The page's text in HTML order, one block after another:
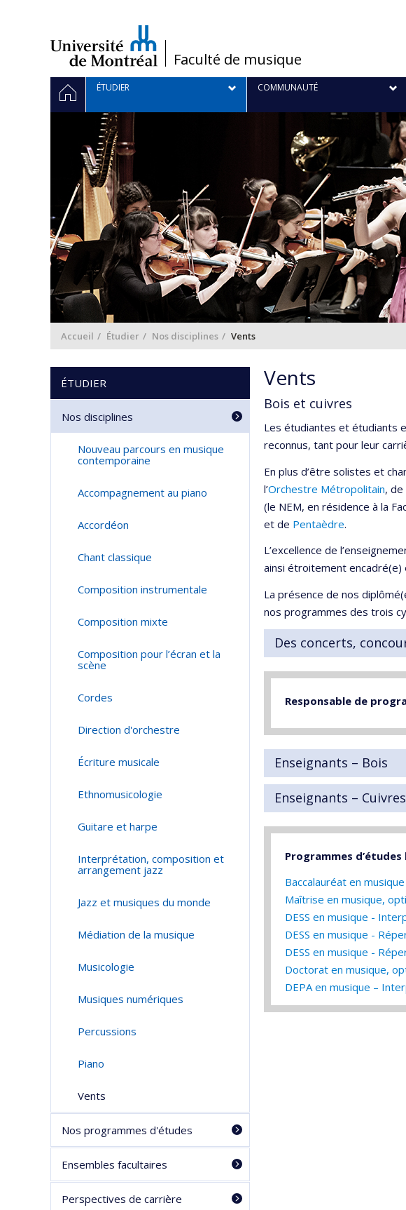
/Faculté de musique
Navigation
principale
ACCUEILÉTUDIER COMMUNAUTÉ
Accueil Étudier Nos disciplines Vents
Vents
Bois et cuivres
Les étudiantes et étudiants
reconnus, tant pour leur
En plus d’être solistes et
l’Orchestre Métropolitain, de
(le NEM, en résidence à la
et de Pentaèdre.
L’excellence de
ainsi étroitement encadré(e)
La présence de nos
nos programmes des trois
Des concerts,
Responsable de
Enseignants – Bois
Enseignants – Cuivres
Programmes
Baccalauréat en
Maîtrise en musique,
DESS en musique -
DESS en musique -
DESS en musique -
Doctorat en musique,
DEPA en musique –
ÉTUDIER
Nos disciplines
Nouveau parcours en musique
contemporaine
Accompagnement au piano
Accordéon
Chant classique
Composition instrumentale
Composition mixte
Composition pour l’écran et la
scène
Cordes
Direction d'orchestre
Écriture musicale
Ethnomusicologie
Guitare et harpe
Interprétation, composition et
arrangement jazz
Jazz et musiques du monde
Médiation de la musique
Musicologie
Musiques numériques
Percussions
Piano
Vents
Nos programmes d'études
Ensembles facultaires
Perspectives de carrière